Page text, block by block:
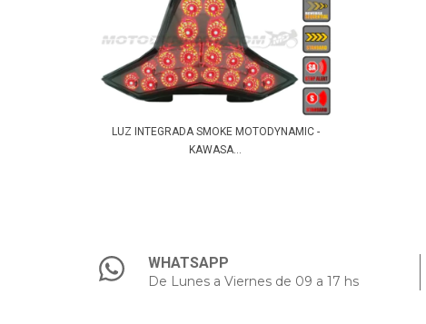
LUZ INTEGRADA SMOKE MOTODYNAMIC -
KAWASA...
WHATSAPP
De Lunes a Viernes de 09 a 17 hs